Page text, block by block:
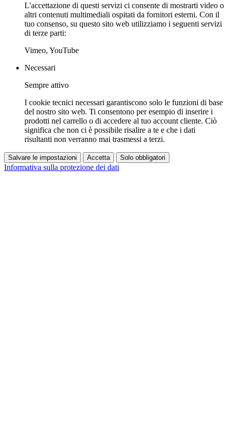
L'accettazione di questi servizi ci consente di mostrarti video o
altri contenuti multimediali ospitati da fornitori esterni. Con il
tuo consenso, su questo sito web utilizziamo i seguenti servizi
di terze parti:
Vimeo, YouTube
Necessari
Sempre attivo
I cookie tecnici necessari garantiscono solo le funzioni di base
del nostro sito web. Ti consentono per esempio di inserire i
prodotti nel carrello o di accedere al tuo account cliente. Ciò
significa che non ci è possibile risalire a te e che i dati
risultanti non verranno mai trasmessi a terzi.
Salvare le impostazioni Accetta Solo obbligatori
Informativa sulla protezione dei dati